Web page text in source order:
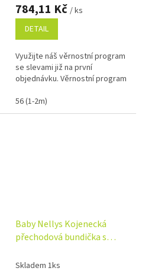
784,11 Kč / ks
DETAIL
Využijte náš věrnostní program
se slevami již na první
objednávku. Věrnostní program
56 (1-2m)
Baby Nellys Kojenecká
přechodová bundička s
Skladem 1ks